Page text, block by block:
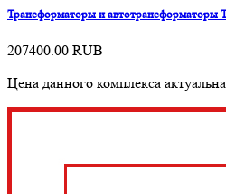
Трансформаторы и автотрансформаторы
207400.00 RUB
Цена данного комплекса